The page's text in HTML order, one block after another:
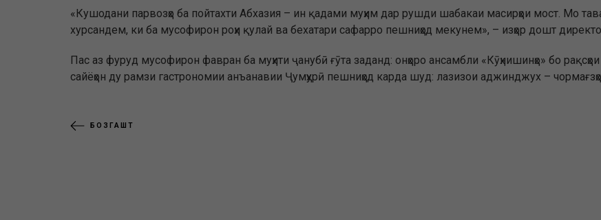
«Кушодани парвозҳо ба пойтахти Абхазия – ин қадами муҳим дар рушди шабакаи масирҳои мост. Мо
хурсандем, ки ба мусофирон роҳи қулай ва бехатари сафарро пешниҳод мекунем», – изҳор дошт
Пас аз фуруд мусофирон фавран ба муҳити ҷанубӣ ғӯта заданд: онҳоро ансамбли «Кӯҳнишинҳо» бо
сайёҳон ду рамзи гастрономии анъанавии Ҷумҳурӣ пешниҳод карда шуд: лазизои аджинджух –
БОЗГАШТ